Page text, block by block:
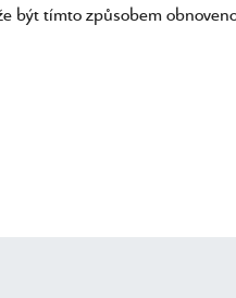
být tímto způsobem